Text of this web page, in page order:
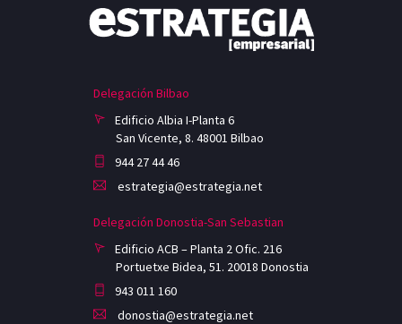
Delegación Bilbao
Edificio Albia I-Planta 6
San Vicente, 8. 48001 Bilbao
944 27 44 46
estrategia@estrategia.net
Delegación Donostia-San Sebastian
Edificio ACB – Planta 2 Ofic. 216
Portuetxe Bidea, 51. 20018 Donostia
943 011 160
donostia@estrategia.net